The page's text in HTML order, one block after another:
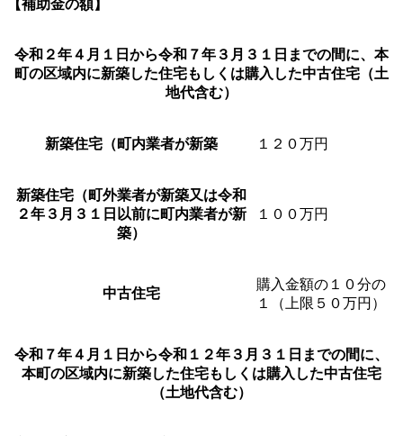
【補助金の額】
令和２年４月１日から令和７年３月３１日までの間に、本
町の区域内に新築した住宅もしくは購入した中古住宅（土
地代含む）
新築住宅（町内業者が新築 １２０万円
新築住宅（町外業者が新築又は令和
２年３月３１日以前に町内業者が新
築）
１００万円
中古住宅
購入金額の１０分の
１（上限５０万円）
令和７年４月１日から令和１２年３月３１日までの間に、
本町の区域内に新築した住宅もしくは購入した中古住宅
（土地代含む）